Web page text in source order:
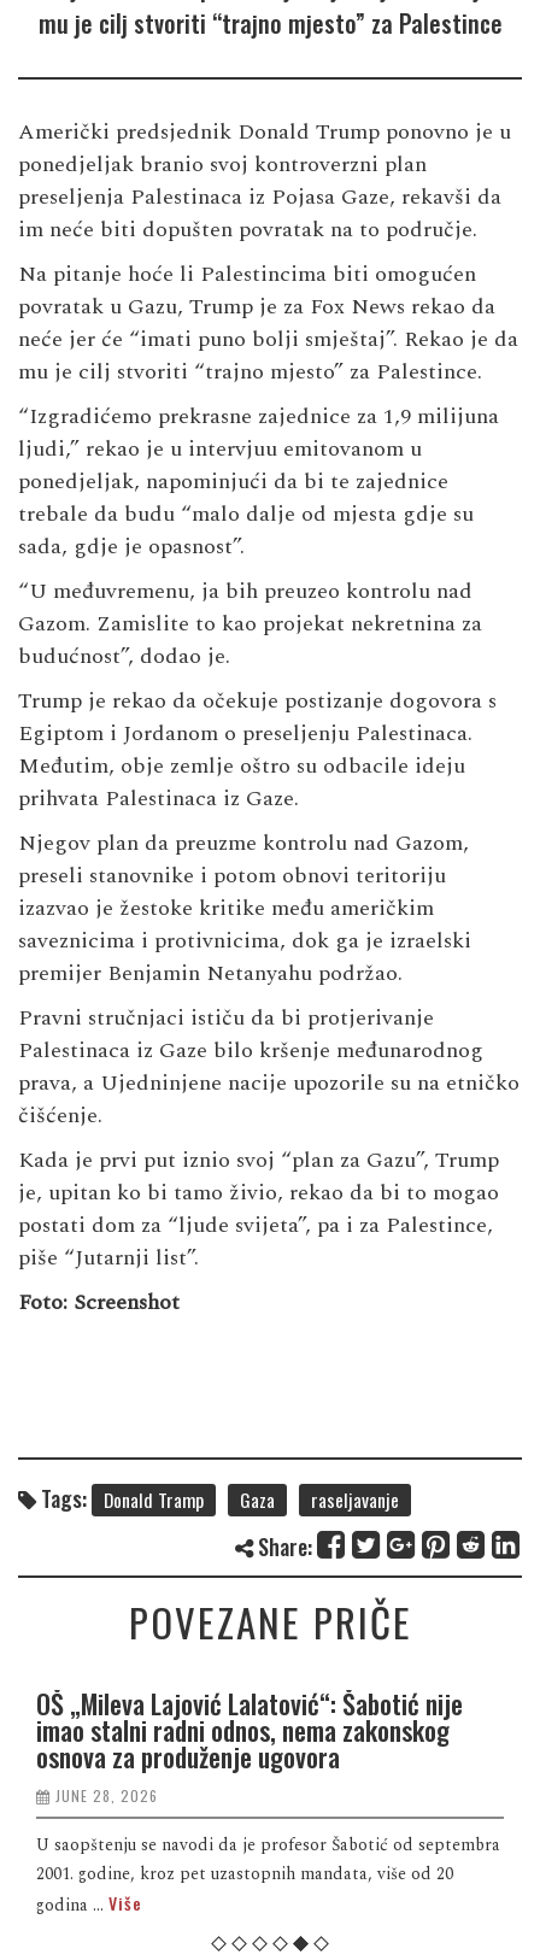
mu je cilj stvoriti “trajno mjesto” za Palestince
Američki predsjednik Donald Trump ponovno je u
ponedjeljak branio svoj kontroverzni plan
preseljenja Palestinaca iz Pojasa Gaze, rekavši da
im neće biti dopušten povratak na to područje.
Na pitanje hoće li Palestincima biti omogućen
povratak u Gazu, Trump je za Fox News rekao da
neće jer će “imati puno bolji smještaj”. Rekao je da
mu je cilj stvoriti “trajno mjesto” za Palestince.
“Izgradićemo prekrasne zajednice za 1,9 milijuna
ljudi,” rekao je u intervjuu emitovanom u
ponedjeljak, napominjući da bi te zajednice
trebale da budu “malo dalje od mjesta gdje su
sada, gdje je opasnost”.
“U međuvremenu, ja bih preuzeo kontrolu nad
Gazom. Zamislite to kao projekat nekretnina za
budućnost”, dodao je.
Trump je rekao da očekuje postizanje dogovora s
Egiptom i Jordanom o preseljenju Palestinaca.
Međutim, obje zemlje oštro su odbacile ideju
prihvata Palestinaca iz Gaze.
Njegov plan da preuzme kontrolu nad Gazom,
preseli stanovnike i potom obnovi teritoriju
izazvao je žestoke kritike među američkim
saveznicima i protivnicima, dok ga je izraelski
premijer Benjamin Netanyahu podržao.
Pravni stručnjaci ističu da bi protjerivanje
Palestinaca iz Gaze bilo kršenje međunarodnog
prava, a Ujedninjene nacije upozorile su na etničko
čišćenje.
Kada je prvi put iznio svoj “plan za Gazu”, Trump
je, upitan ko bi tamo živio, rekao da bi to mogao
postati dom za “ljude svijeta”, pa i za Palestince,
piše “Jutarnji list”.
Foto: Screenshot
Tags: Donald Tramp Gaza raseljavanje
Share:
POVEZANE PRIČE
OŠ „Mileva Lajović Lalatović“: Šabotić nije
imao stalni radni odnos, nema zakonskog
osnova za produženje ugovora
JUNE 28, 2026
U saopštenju se navodi da je profesor Šabotić od septembra
2001. godine, kroz pet uzastopnih mandata, više od 20
godina ... Više